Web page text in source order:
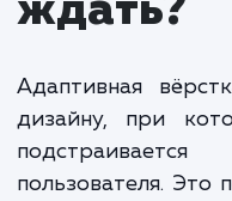
сайтов с
рублей и выше.
сложных веб-
функционалом,